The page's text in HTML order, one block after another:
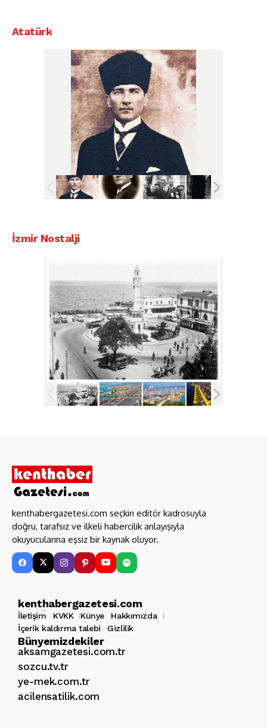
Atatürk
İzmir Nostalji
kenthabergazetesi.com seçkin editör kadrosuyla
doğru, tarafsız ve ilkeli habercilik anlayışıyla
okuyucularına eşsiz bir kaynak oluyor.
kenthabergazetesi.com
İletişim KVKK Künye
Hakkımızda
İçerik kaldırma talebi
Gizlilik
Bünyemizdekiler
aksamgazetesi.com.tr
sozcu.tv.tr
ye-mek.com.tr
acilensatilik.com